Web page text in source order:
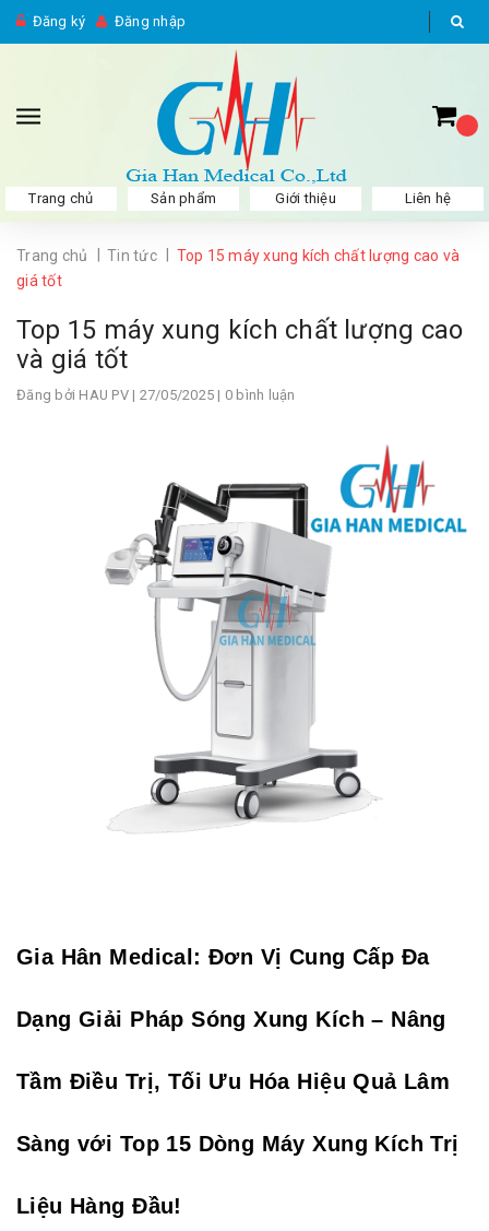
Đăng ký Đăng nhập
Trang chủ Sản phẩm Giới thiệu Liên hệ
Trang chủ Tin tức
Top 15 máy xung kích chất lượng cao và
giá tốt
Top 15 máy xung kích chất lượng cao
và giá tốt
Đăng bởi HAU PV| 27/05/2025 | 0 bình luận
Gia Hân Medical: Đơn Vị Cung Cấp Đa
Dạng Giải Pháp Sóng Xung Kích – Nâng
Tầm Điều Trị, Tối Ưu Hóa Hiệu Quả Lâm
Sàng với Top 15 Dòng Máy Xung Kích Trị
Liệu Hàng Đầu!